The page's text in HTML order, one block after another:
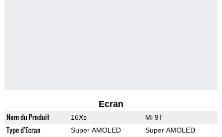
Ecran
Nom du Produit 16Xs Mi 9T
Type d'Ecran Super AMOLED Super AMOLED